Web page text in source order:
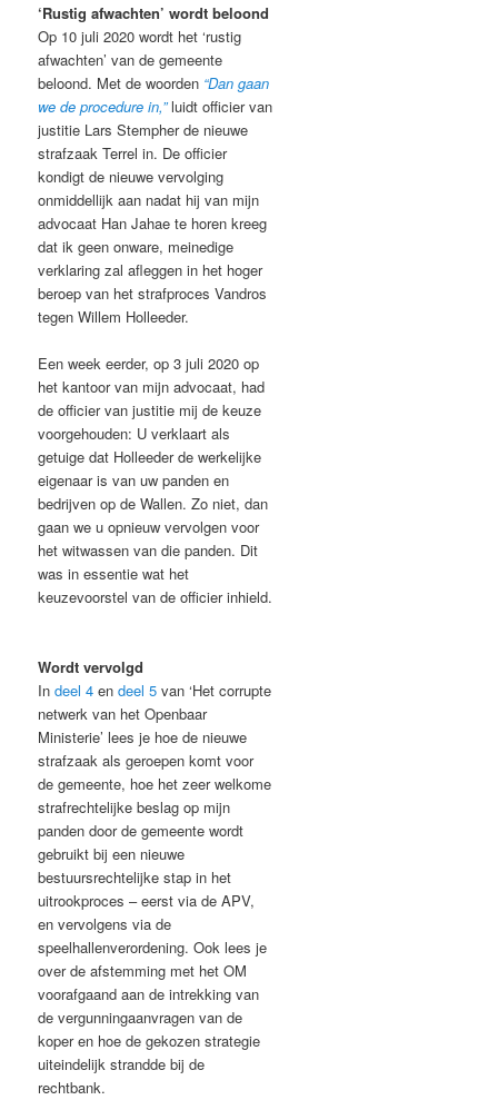
‘Rustig afwachten’ wordt beloond
Op 10 juli 2020 wordt het ‘rustig
afwachten’ van de gemeente
beloond. Met de woorden “Dan gaan
we de procedure in,” luidt officier van
justitie Lars Stempher de nieuwe
strafzaak Terrel in. De officier
kondigt de nieuwe vervolging
onmiddellijk aan nadat hij van mijn
advocaat Han Jahae te horen kreeg
dat ik geen onware, meinedige
verklaring zal afleggen in het hoger
beroep van het strafproces Vandros
tegen Willem Holleeder.
Een week eerder, op 3 juli 2020 op
het kantoor van mijn advocaat, had
de officier van justitie mij de keuze
voorgehouden: U verklaart als
getuige dat Holleeder de werkelijke
eigenaar is van uw panden en
bedrijven op de Wallen. Zo niet, dan
gaan we u opnieuw vervolgen voor
het witwassen van die panden. Dit
was in essentie wat het
keuzevoorstel van de officier inhield.
Wordt vervolgd
Indeel 4 endeel 5 van ‘Het corrupte
netwerk van het Openbaar
Ministerie’ lees je hoe de nieuwe
strafzaak als geroepen komt voor
de gemeente, hoe het zeer welkome
strafrechtelijke beslag op mijn
panden door de gemeente wordt
gebruikt bij een nieuwe
bestuursrechtelijke stap in het
uitrookproces – eerst via de APV,
en vervolgens via de
speelhallenverordening. Ook lees je
over de afstemming met het OM
voorafgaand aan de intrekking van
de vergunningaanvragen van de
koper en hoe de gekozen strategie
uiteindelijk strandde bij de
rechtbank.